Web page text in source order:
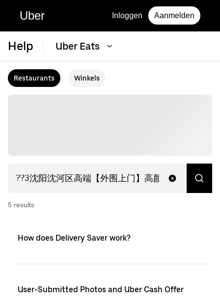
Uber Inloggen Aanmelden
Help Uber Eats
Restaurants Winkels
5 results
How does Delivery Saver work?
User-Submitted Photos and Uber Cash Offer